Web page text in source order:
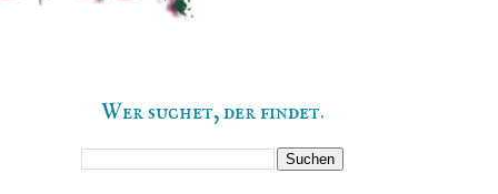
Wer suchet, der findet.